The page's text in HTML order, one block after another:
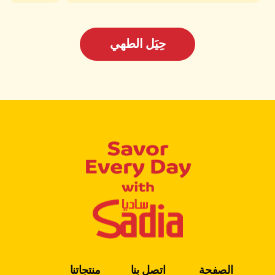
حِيَل الطهي
الصفحة اتصل بنا منتجاتنا